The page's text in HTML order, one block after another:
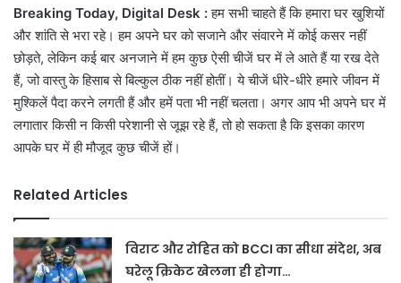
Breaking Today, Digital Desk :हम सभी चाहते हैं कि हमारा घर खुशियों
और शांति से भरा रहे। हम अपने घर को सजाने और संवारने में कोई कसर नहीं
छोड़ते, लेकिन कई बार अनजाने में हम कुछ ऐसी चीजें घर में ले आते हैं या रख देते
हैं, जो वास्तु के हिसाब से बिल्कुल ठीक नहीं होतीं। ये चीजें धीरे-धीरे हमारे जीवन में
मुश्किलें पैदा करने लगती हैं और हमें पता भी नहीं चलता। अगर आप भी अपने घर में
लगातार किसी न किसी परेशानी से जूझ रहे हैं, तो हो सकता है कि इसका कारण
आपके घर में ही मौजूद कुछ चीजें हों।
Related Articles
विराट और रोहित को BCCI का सीधा संदेश, अब
घरेलू क्रिकेट खेलना ही होगा…